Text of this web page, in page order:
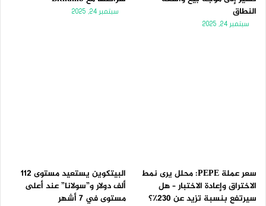
النطاق
سبتمبر 24, 2025
سبتمبر 24, 2025
سعر عملة PEPE: محلل يرى نمط
الاختراق وإعادة الاختبار – هل
سيرتفع بنسبة تزيد عن 230٪؟
البيتكوين يستعيد مستوى 112
ألف دولار و”سولانا” عند أعلى
مستوى في 7 أشهر